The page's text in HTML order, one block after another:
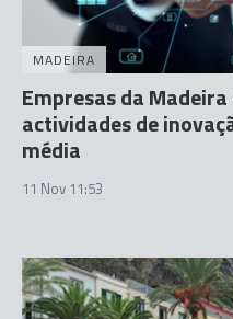
MADEIRA
Empresas da
actividades de
média
11 Nov 11:53